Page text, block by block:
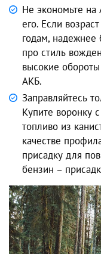
Не экономьте
его. Если
годам, надежнее
про стиль
высокие
АКБ.
Заправляйтесь
Купите воронку
топливо из
качестве
присадку для
бензин –